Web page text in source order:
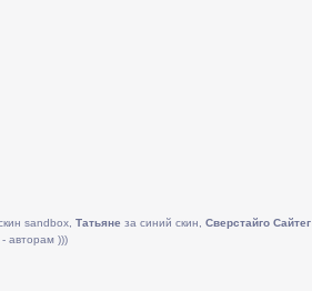
sandbox, Татьяне за синий скин, Сверстайго Сайтег
авторам )))